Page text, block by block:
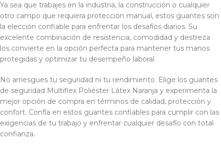
Ya sea que trabajes en la industria, la construcción o cualquier
otro campo que requiera protección manual, estos guantes son
la elección confiable para enfrentar los desafíos diarios. Su
excelente combinación de resistencia, comodidad y destreza
los convierte en la opción perfecta para mantener tus manos
protegidas y optimizar tu desempeño laboral.
No arriesgues tu seguridad ni tu rendimiento. Elige los guantes
de seguridad Multiflex Poliéster Látex Naranja y experimenta la
mejor opción de compra en términos de calidad, protección y
confort. Confía en estos guantes confiables para cumplir con las
exigencias de tu trabajo y enfrentar cualquier desafío con total
confianza.